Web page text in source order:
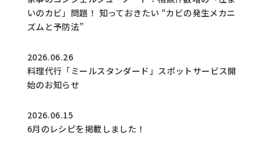
いのカビ」問題！ 知っておきたい “カビの発生メカニ
ズムと予防法”
2026.06.26
料理代行「ミールスタンダード」スポットサービス開
始のお知らせ
2026.06.15
6月のレシピを掲載しました！